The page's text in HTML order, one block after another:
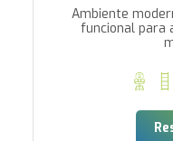
Ambiente
funcional para